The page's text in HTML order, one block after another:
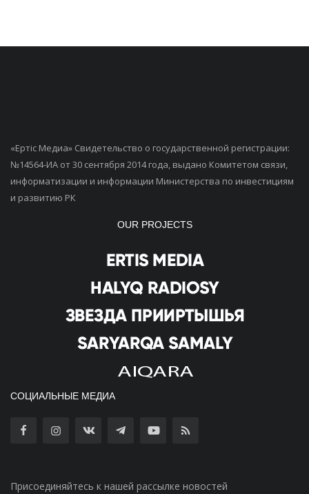
«Ертiс Медиа» Свидетельство о государственной регистрации:
№14564-ИА от 30 сентября 2014 года, выдано Комитетом связи,
информатизации и информации Министерства по инвестициям
и развитию РК
OUR PROJECTS
СОЦИАЛЬНЫЕ МЕДИА
Присоединяйтесь к нашей рассылке новостей